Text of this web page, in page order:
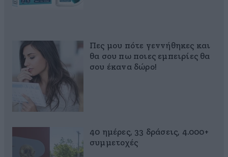
Πες μου πότε γεννήθηκες και
θα σου πω ποιες εμπειρίες θα
σου έκανα δώρο!
40 ημέρες, 33 δράσεις, 4.000+
συμμετοχές